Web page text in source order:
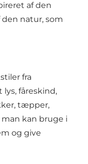
af den
natur, som
fra
fåreskind,
tæpper,
kan bruge i
og give